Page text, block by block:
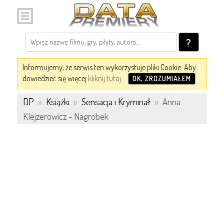
?
Informujemy, że serwis ten wykorzystuje pliki Cookie. Aby
dowiedzieć się więcej kliknij tutaj. OK, ZROZUMIAŁEM
DP » Książki » Sensacja i Kryminał » Anna
Klejzerowicz - Nagrobek